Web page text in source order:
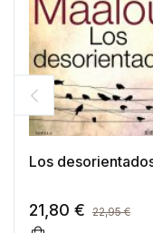
Los
21,80 € 22,95€